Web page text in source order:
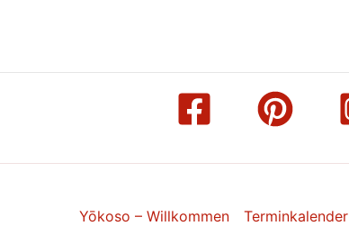
Yōkoso – Willkommen Terminkalender